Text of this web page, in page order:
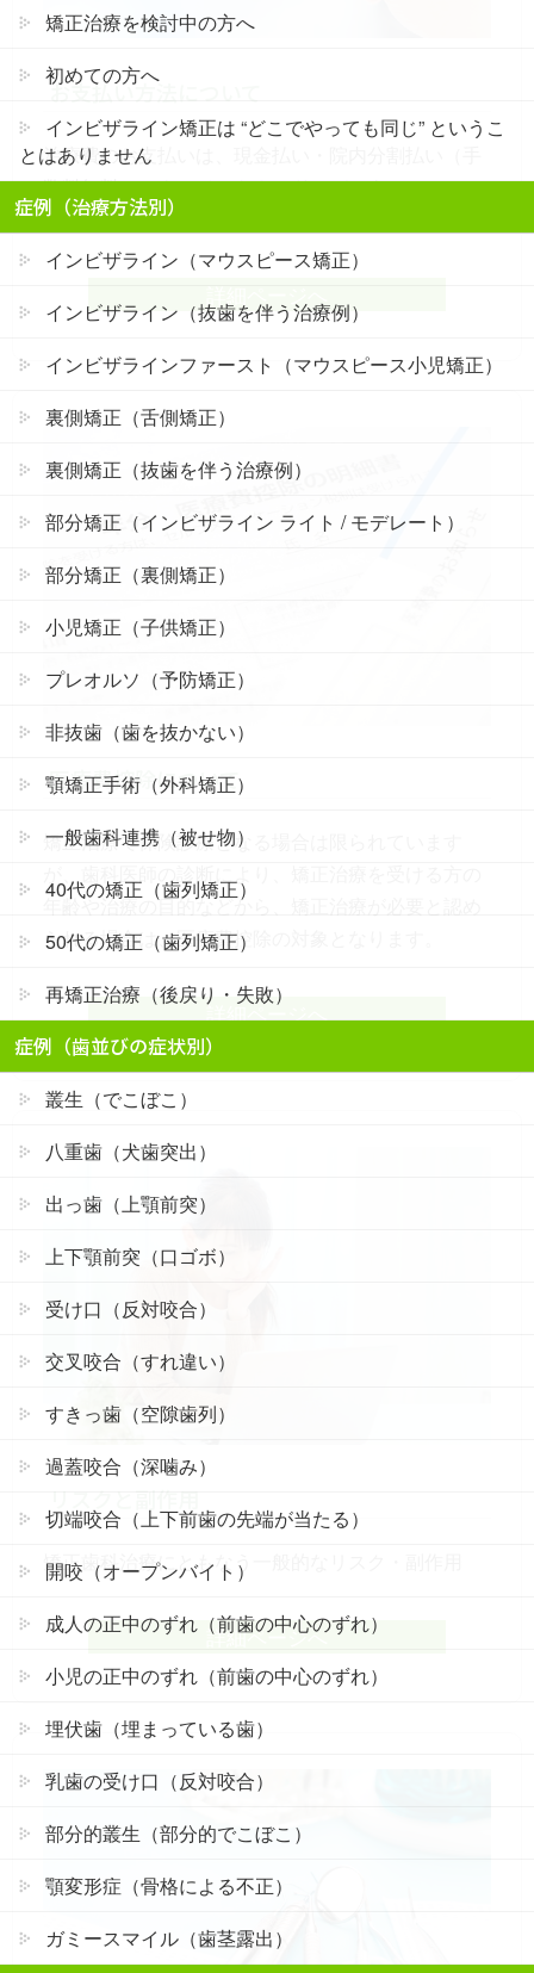
お支払い方法について
治療費のお支払いは、現金払い・院内分割払い（手
数料無料）・クレジットカード・デンタルローン
（7年間分割対応）。
詳細ページへ
医療費控除について
矯正治療で保険診療となる場合は限られています
が、歯科医師の診断により、矯正治療を受ける方の
年齢や治療の目的などから、矯正治療が必要と認め
られる場合は、医療費控除の対象となります。
詳細ページへ
矯正歯科治療にともなう一般的なリスク・副作用
詳細ページへ
矯正治療を検討中の方へ
初めての方へ
インビザライン矯正は “どこでやっても同じ” というこ
とはありません
症例（治療方法別）
インビザライン（マウスピース矯正）
インビザライン（抜歯を伴う治療例）
インビザラインファースト（マウスピース小児矯正）
裏側矯正（舌側矯正）
裏側矯正（抜歯を伴う治療例）
部分矯正（インビザライン ライト / モデレート）
部分矯正（裏側矯正）
小児矯正（子供矯正）
プレオルソ（予防矯正）
非抜歯（歯を抜かない）
顎矯正手術（外科矯正）
一般歯科連携（被せ物）
40代の矯正（歯列矯正）
50代の矯正（歯列矯正）
再矯正治療（後戻り・失敗）
症例（歯並びの症状別）
叢生（でこぼこ）
八重歯（犬歯突出）
出っ歯（上顎前突）
上下顎前突（口ゴボ）
受け口（反対咬合）
交叉咬合（すれ違い）
すきっ歯（空隙歯列）
過蓋咬合（深噛み）
切端咬合（上下前歯の先端が当たる）
開咬（オープンバイト）
成人の正中のずれ（前歯の中心のずれ）
小児の正中のずれ（前歯の中心のずれ）
埋伏歯（埋まっている歯）
乳歯の受け口（反対咬合）
部分的叢生（部分的でこぼこ）
顎変形症（骨格による不正）
ガミースマイル（歯茎露出）